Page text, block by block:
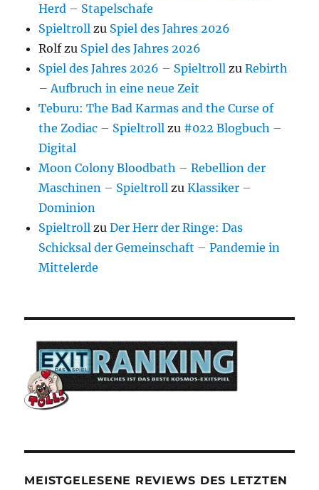
Herd – Stapelschafe
Spieltroll zu Spiel des Jahres 2026
Rolfzu Spiel des Jahres 2026
Spiel des Jahres 2026 – Spieltroll zuRebirth
– Aufbruch in eine neue Zeit
Teburu: The Bad Karmas and the Curse of
the Zodiac – Spieltroll zu #022 Blogbuch –
Digital
Moon Colony Bloodbath – Rebellion der
Maschinen – Spieltroll zuKlassiker –
Dominion
Spieltroll zuDer Herr der Ringe: Das
Schicksal der Gemeinschaft – Pandemie in
Mittelerde
MEISTGELESENE REVIEWS DES LETZTEN